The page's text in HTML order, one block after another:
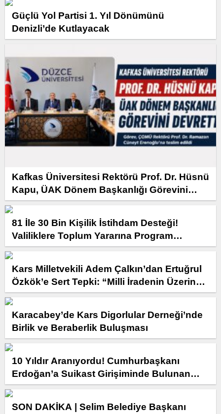
Güçlü Yol Partisi 1. Yıl Dönümünü
Denizli’de Kutlayacak
Kafkas Üniversitesi Rektörü Prof. Dr. Hüsnü
Kapu, ÜAK Dönem Başkanlığı Görevini
Devretti
81 İle 30 Bin Kişilik İstihdam Desteği!
Valiliklere Toplum Yararına Program
Kontenjanı Tahsis Edilecek
Kars Milletvekili Adem Çalkın’dan Ertuğrul
Özkök’e Sert Tepki: “Milli İradenin Üzerinde
Hiçbir Güç Yoktur”
Karacabey’de Kars Digorlular Derneği’nde
Birlik ve Beraberlik Buluşması
10 Yıldır Aranıyordu! Cumhurbaşkanı
Erdoğan’a Suikast Girişiminde Bulunan
FETÖ Firarisi Yakalandı
SON DAKİKA | Selim Belediye Başkanı